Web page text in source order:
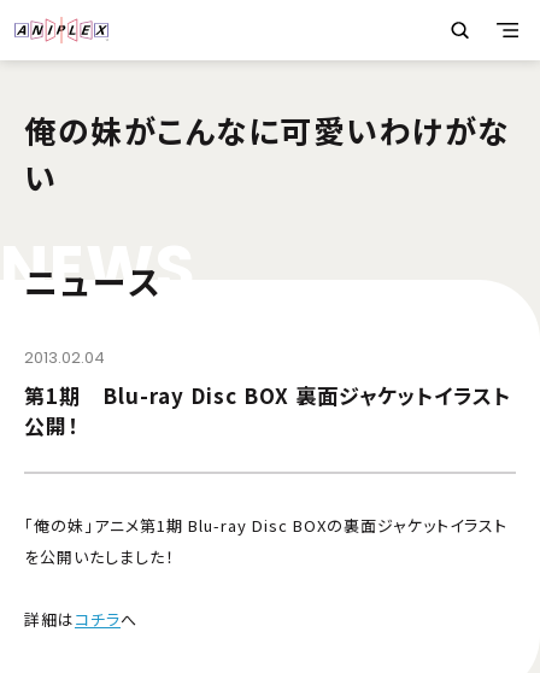
俺の妹がこんなに可愛いわけがな
い
NEWS
ニュース
2013.02.04
第1期 Blu-ray Disc BOX 裏面ジャケットイラスト
公開！
「俺の妹」アニメ第1期 Blu-ray Disc BOXの裏面ジャケットイラスト
を公開いたしました！
詳細はコチラへ